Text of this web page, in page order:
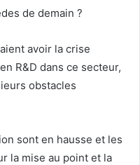
de demain ?
avoir la crise
R&D dans ce secteur,
obstacles
sont en hausse et les
la mise au point et la